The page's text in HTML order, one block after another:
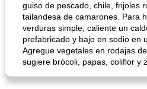
sopa de lentejas negras del chef john
guiso de pescado, chile, frijoles
tailandesa de camarones. Para
verduras simple, caliente un
prefabricado y bajo en sodio en
Agregue vegetales en rodajas
sugiere brócoli, papas, coliflor y